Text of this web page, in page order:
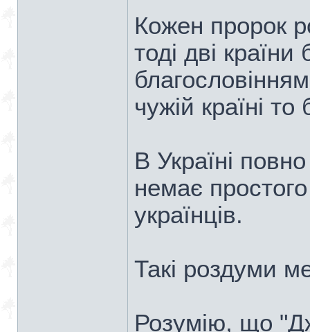
Кожен пророк
тоді дві
чужій країні то
В Україні
немає
українців.
Такі роздуми
Розумію, що